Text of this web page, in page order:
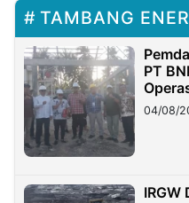
TAMBANG
PT
04/08/